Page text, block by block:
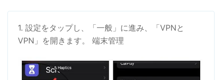
1. 設定をタップし、「一般」に進み、「VPNと
VPN」を開きます。 端末管理